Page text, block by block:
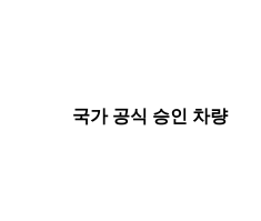
국가 공식 승인 차량